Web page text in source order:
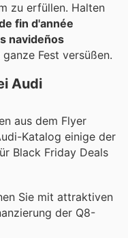
zu erfüllen. Halten
fin d'année
navideños
Fest versüßen.
Audi
aus dem Flyer
Katalog einige der
Black Friday Deals
Sie mit attraktiven
der Q8-